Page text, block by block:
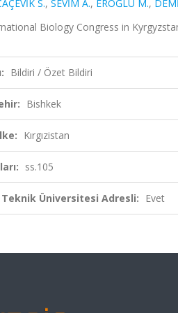
S., SEVİM A., EROĞLU M.,
Biology Congress in
Bildiri / Özet Bildiri
Bishkek
Kırgızistan
ss.105
Üniversitesi Adresli: Evet